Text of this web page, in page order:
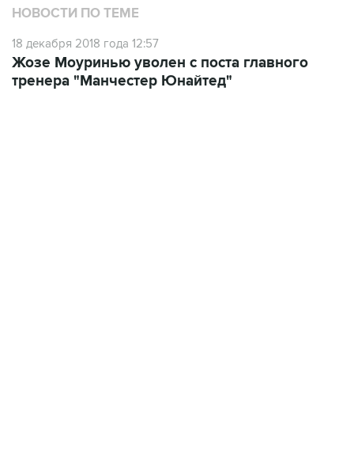
НОВОСТИ ПО ТЕМЕ
18 декабря 2018 года 12:57
Жозе Моуринью уволен с поста главного
тренера "Манчестер Юнайтед"